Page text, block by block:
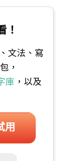
！
文法、寫
，
庫 ，以及
用